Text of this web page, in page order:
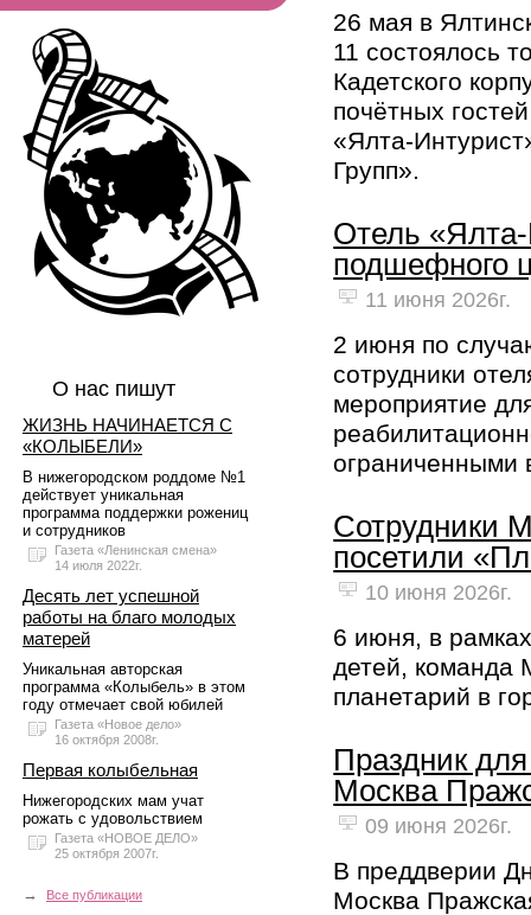
О нас пишут
ЖИЗНЬ НАЧИНАЕТСЯ С
«КОЛЫБЕЛИ»
В нижегородском роддоме №1
действует уникальная
программа поддержки рожениц
и сотрудников
Газета «Ленинская смена»
14 июля 2022г.
Десять лет успешной
работы на благо молодых
матерей
Уникальная авторская
программа «Колыбель» в этом
году отмечает свой юбилей
Газета «Новое дело»
16 октября 2008г.
Первая колыбельная
Нижегородских мам учат
рожать с удовольствием
Газета «НОВОЕ ДЕЛО»
25 октября 2007г.
→ Все публикации
26 мая в
11 состоялось
Кадетского
почётных
«Ялта-
Групп».
Отель «Ялта-
подшефного
11 июня 2026г.
2 июня по
сотрудники
мероприятие
ограниченными
Сотрудники
посетили
10 июня 2026г.
6 июня, в
детей, команда
планетарий в
Праздник
Москва
09 июня 2026г.
В преддверии
Москва